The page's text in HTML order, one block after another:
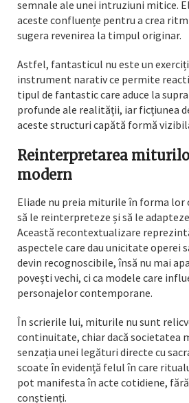
semnale ale unei intruziuni mitice.
aceste confluențe pentru a crea
sugera revenirea la timpul originar.
Astfel, fantasticul nu este un
instrument narativ ce permite
tipul de fantastic care aduce la
profunde ale realității, iar ficțiunea
aceste structuri capătă formă
Reinterpretarea
modern
Eliade nu preia miturile în forma
să le reinterpreteze și să le
Această recontextualizare
aspectele care dau unicitate operei
devin recognoscibile, însă nu mai
povești vechi, ci ca modele care
personajelor contemporane.
În scrierile lui, miturile nu sunt
continuitate, chiar dacă societatea
senzația unei legături directe cu
scoate în evidență felul în care
pot manifesta în acte cotidiene,
conștienți.